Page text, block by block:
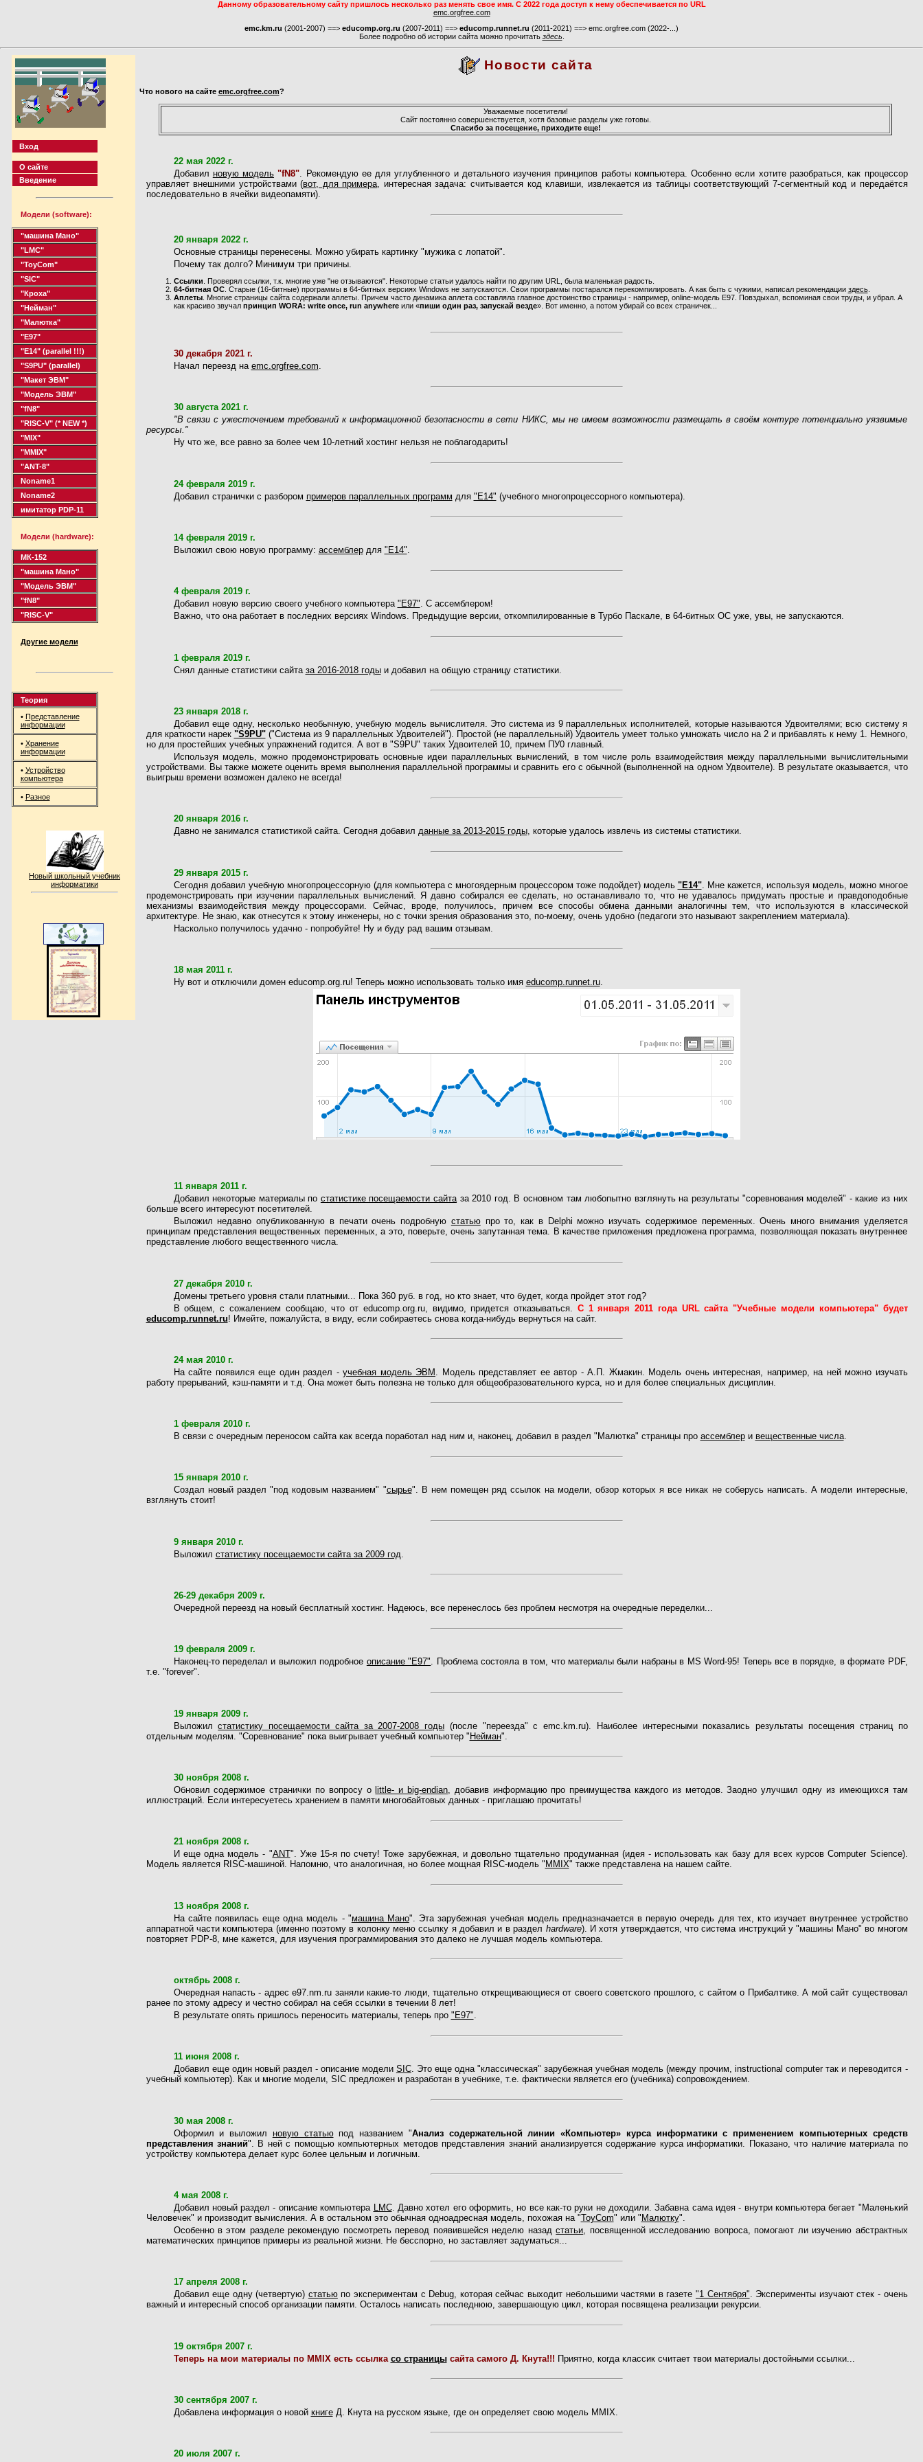
Данному образовательному сайту пришлось несколько раз менять свое имя. С 2022 года доступ к нему обеспечивается по URL
emc.orgfree.com
emc.km.ru (2001-2007) ==> educomp.org.ru (2007-2011) ==> educomp.runnet.ru (2011-2021) ==> emc.orgfree.com (2022-...)
Более подробно об истории сайта можно прочитать здесь
Вход
О сайте
Введение
Модели (software):
"машина Мано"
"LMC"
"ToyCom"
"SIC"
"Кроха"
"Нейман"
"Малютка"
"Е97"
"Е14"(parallel !!!)
"S9PU"(parallel)
"Макет ЭВМ"
"Модель ЭВМ"
"fN8"
"RISC-V"(* NEW *)
"MIX"
"MMIX"
"ANT-8"
Noname1
Noname2
имитатор PDP-11
Модели (hardware):
МК-152
"машина Мано"
"Модель ЭВМ"
"fN8"
"RISC-V"
Другие модели
Теория
• Представление
информации
• Хранение
информации
• Устройство
компьютера
• Разное
Новый школьный учебник
информатики
Новости сайта
Что нового на сайте emc.orgfree.com?
Уважаемые посетители!
Сайт постоянно совершенствуется, хотя базовые разделы уже готовы.
Спасибо за посещение, приходите еще!
22 мая 2022 г.
Добавил новую модель "fN8". Рекомендую ее для углубленного и детального изучения принципов работы компьютера. Особенно если хотите разобраться, как процессор
управляет внешними устройствами (вот, для примера, интересная задача: считывается код клавиши, извлекается из таблицы соответствующий 7-сегментный код и передаётся
последовательно в ячейки видеопамяти).
20 января 2022 г.
Основные страницы перенесены. Можно убирать картинку "мужика с лопатой".
Почему так долго? Минимум три причины.
Ссылки . Проверял ссылки, т.к. многие уже "не отзываются". Некоторые статьи удалось найти по другим URL, была маленькая радость.
64-битная ОС. Старые (16-битные) программы в 64-битных версиях Windows не запускаются. Свои программы постарался перекомпилировать. А как быть с чужими, написал рекомендации здесь.
Аплеты. Многие страницы сайта содержали аплеты. Причем часто динамика аплета составляла главное достоинство страницы - например, online-модель Е97. Повздыхал, вспоминая свои труды, и убрал. А
как красиво звучал принцип WORA: write once, run anywhereили «пиши один раз, запускай везде». Вот именно, а потом убирай со всех страничек...
30 декабря 2021 г.
Начал переезд на emc.orgfree.com.
30 августа 2021 г.
"В связи с ужесточением требований к информационной безопасности в сети НИКС, мы не имеем возможности размещать в своём контуре потенциально уязвимые
ресурсы."
Ну что же, все равно за более чем 10-летний хостинг нельзя не поблагодарить!
24 февраля 2019 г.
Добавил странички с разбором примеров параллельных программ для "Е14" (учебного многопроцессорного компьютера).
14 февраля 2019 г.
Выложил свою новую программу: ассемблердля "Е14".
4 февраля 2019 г.
Добавил новую версию своего учебного компьютера "Е97". С ассемблером!
Важно, что она работает в последних версиях Windows. Предыдущие версии, откомпилированные в Турбо Паскале, в 64-битных ОС уже, увы, не запускаются.
1 февраля 2019 г.
Снял данные статистики сайта за 2016-2018 годыи добавил на общую страницу статистики.
23 января 2018 г.
Добавил еще одну, несколько необычную, учебную модель вычислителя. Это система из 9 параллельных исполнителей, которые называются Удвоителями; всю систему я
для краткости нарек "S9PU"("Система из 9 параллельных Удвоителей"). Простой (не параллельный) Удвоитель умеет только умножать число на 2 и прибавлять к нему 1. Немного,
но для простейших учебных упражнений годится. А вот в "S9PU" таких Удвоителей 10, причем ПУ0 главный.
Используя модель, можно продемонстрировать основные идеи параллельных вычислений, в том числе роль взаимодействия между параллельными вычислительными
устройствами. Вы также можете оценить время выполнения параллельной программы и сравнить его с обычной (выполненной на одном Удвоителе). В результате оказывается, что
выигрыш времени возможен далеко не всегда!
20 января 2016 г.
Давно не занимался статистикой сайта. Сегодня добавил данные за 2013-2015 годы, которые удалось извлечь из системы статистики.
29 января 2015 г.
Сегодня добавил учебную многопроцессорную (для компьютера с многоядерным процессором тоже подойдет) модель "Е14". Мне кажется, используя модель, можно многое
продемонстрировать при изучении параллельных вычислений. Я давно собирался ее сделать, но останавливало то, что не удавалось придумать простые и правдоподобные
механизмы взаимодействия между процессорами. Сейчас, вроде, получилось, причем все способы обмена данными аналогичны тем, что используются в классической
архитектуре. Не знаю, как отнесутся к этому инженеры, но с точки зрения образования это, по-моему, очень удобно (педагоги это называют закреплением материала).
Насколько получилось удачно - попробуйте! Ну и буду рад вашим отзывам.
18 мая 2011 г.
Ну вот и отключили домен educomp.org.ru! Теперь можно использовать только имя educomp.runnet.ru.
11 января 2011 г.
Добавил некоторые материалы по статистике посещаемости сайтаза 2010 год. В основном там любопытно взглянуть на результаты "соревнования моделей" - какие из них
больше всего интересуют посетителей.
Выложил недавно опубликованную в печати очень подробную статьюпро то, как в Delphi можно изучать содержимое переменных. Очень много внимания уделяется
принципам представления вещественных переменных, а это, поверьте, очень запутанная тема. В качестве приложения предложена программа, позволяющая показать внутреннее
представление любого вещественного числа.
27 декабря 2010 г.
Домены третьего уровня стали платными... Пока 360 руб. в год, но кто знает, что будет, когда пройдет этот год?
В общем, с сожалением сообщаю, что от educomp.org.ru, видимо, придется отказываться. С 1 января 2011 года URL сайта "Учебные модели компьютера" будет
educomp.runnet.ru! Имейте, пожалуйста, в виду, если собираетесь снова когда-нибудь вернуться на сайт.
24 мая 2010 г.
На сайте появился еще один раздел - учебная модель ЭВМ
. Модель представляет ее автор - А.П. Жмакин. Модель очень интересная, например, на ней можно изучать
работу прерываний, кэш-памяти и т.д. Она может быть полезна не только для общеобразовательного курса, но и для более специальных дисциплин.
1 февраля 2010 г.
В связи с очередным переносом сайта как всегда поработал над ним и, наконец, добавил в раздел "Малютка" страницы про ассемблери вещественные числа.
15 января 2010 г.
Создал новый раздел "под кодовым названием" "сырье". В нем помещен ряд ссылок на модели, обзор которых я все никак не соберусь написать. А модели интересные,
взглянуть стоит!
9 января 2010 г.
Выложил статистику посещаемости сайта за 2009 год
26-29 декабря 2009 г.
Очередной переезд на новый бесплатный хостинг. Надеюсь, все перенеслось без проблем несмотря на очередные переделки...
19 февраля 2009 г.
Наконец-то переделал и выложил подробное описание "Е97". Проблема состояла в том, что материалы были набраны в MS Word-95! Теперь все в порядке, в формате PDF,
т.е. "forever".
19 января 2009 г.
Выложилстатистику посещаемости сайта за 2007-2008 годы (после "переезда" с emc.km.ru). Наиболее интересными показались результаты посещения страниц по
отдельным моделям. "Соревнование" пока выигрывает учебный компьютер "Нейман".
30 ноября 2008 г.
Обновил содержимое странички по вопросу о little- и big-endian, добавив информацию про преимущества каждого из методов. Заодно улучшил одну из имеющихся там
иллюстраций. Если интересуетесь хранением в памяти многобайтовых данных - приглашаю прочитать!
21 ноября 2008 г.
И еще одна модель - "ANT". Уже 15-я по счету! Тоже зарубежная, и довольно тщательно продуманная (идея - использовать как базу для всех курсов Computer Science).
Модель является RISC-машиной. Напомню, что аналогичная, но более мощная RISC-модель " MMIX" также представлена на нашем сайте.
13 ноября 2008 г.
На сайте появилась еще одна модель - "машина Мано". Эта зарубежная учебная модель предназначается в первую очередь для тех, кто изучает внутреннее устройство
аппаратной части компьютера (именно поэтому в колонку меню ссылку я добавил и в раздел hardware). И хотя утверждается, что система инструкций у "машины Мано" во многом
повторяет PDP-8, мне кажется, для изучения программирования это далеко не лучшая модель компьютера.
октябрь 2008 г.
Очередная напасть - адрес e97.nm.ru заняли какие-то люди, тщательно открещивающиеся от своего советского прошлого, с сайтом о Прибалтике. А мой сайт существовал
ранее по этому адресу и честно собирал на себя ссылки в течении 8 лет!
В результате опять пришлось переносить материалы, теперь про "Е97"
11 июня 2008 г.
Добавил еще один новый раздел - описание модели SIC. Это еще одна "классическая" зарубежная учебная модель (между прочим, instructional computer так и переводится -
учебный компьютер). Как и многие модели, SIC предложен и разработан в учебнике, т.е. фактически является его (учебника) сопровождением.
30 мая 2008 г.
Оформил и выложил новую статьюпод названием "Анализ содержательной линии «Компьютер» курса информатики с применением компьютерных средств
представления знаний". В ней с помощью компьютерных методов представления знаний анализируется содержание курса информатики. Показано, что наличие материала по
устройству компьютера делает курс более цельным и логичным.
4 мая 2008 г.
Добавил новый раздел - описание компьютера
LMC. Давно хотел его оформить, но все как-то руки не доходили. Забавна сама идея - внутри компьютера бегает "Маленький
Человечек" и производит вычисления. А в остальном это обычная одноадресная модель, похожая на "ToyCom" или " Малютку".
Особенно в этом разделе рекомендую посмотреть перевод появившейся неделю назадстатьи , посвященной исследованию вопроса, помогают ли изучению абстрактных
математических принципов примеры из реальной жизни. Не бесспорно, но заставляет задуматься...
17 апреля 2008 г.
Добавил еще одну (четвертую) статьюпо экспериментам c Debug, которая сейчас выходит небольшими частями в газете "1 Сентября". Эксперименты изучают стек - очень
важный и интересный способ организации памяти. Осталось написать последнюю, завершающую цикл, которая посвящена реализации рекурсии.
19 октября 2007 г.
Теперь на мои материалы по MMIX есть ссылка со страницысайта самого Д. Кнута!!! Приятно, когда классик считает твои материалы достойными ссылки...
30 сентября 2007 г.
Добавлена информация о новой книгеД. Кнута на русском языке, где он определяет свою модель MMIX.
20 июля 2007 г.